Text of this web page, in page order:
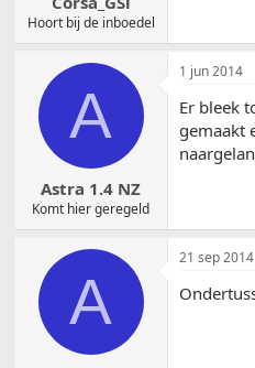
Hoort bij de inboedel
A
Astra 1.4 NZ
Komt hier geregeld
1 jun 2014
Er bleek
gemaakt
A
21 sep 2014